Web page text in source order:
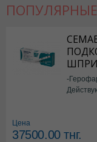
-
Цена
37500.00тнг.